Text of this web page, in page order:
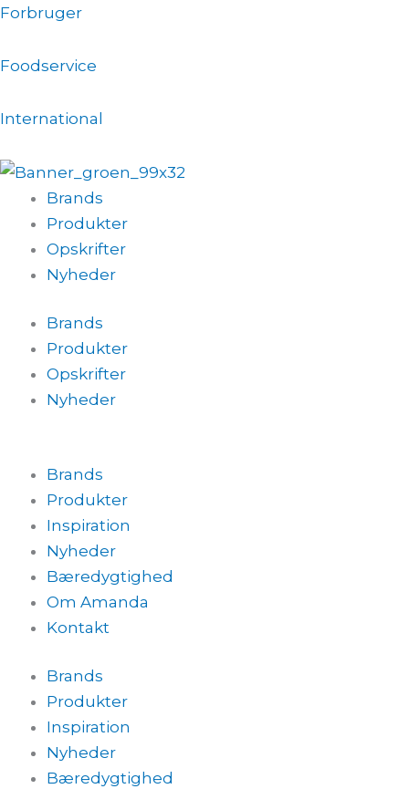
Gå
indholdet
Forbruger
Foodservice
International
Brands
Produkter
Opskrifter
Nyheder
Brands
Produkter
Opskrifter
Nyheder
Brands
Produkter
Inspiration
Nyheder
Bæredygtighed
Om Amanda
Kontakt
Brands
Produkter
Inspiration
Nyheder
Bæredygtighed